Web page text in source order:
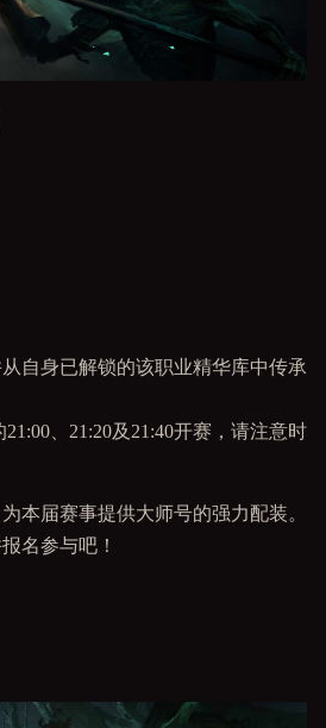
自身已解锁的该职业精华库中传承
、21:20及21:40开赛，请注意时
本届赛事提供大师号的强力配装。
名参与吧！